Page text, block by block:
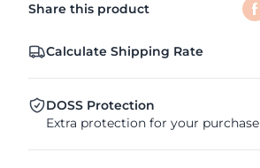
Share this product
Calculate Shipping Rate
DOSS Protection
Extra protection for your purchase